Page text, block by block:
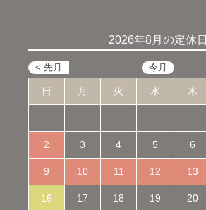
2026年8月の定休日
日 月 火 水 木
2 3 4 5 6
9 10 11 12 13
16 17 18 19 20